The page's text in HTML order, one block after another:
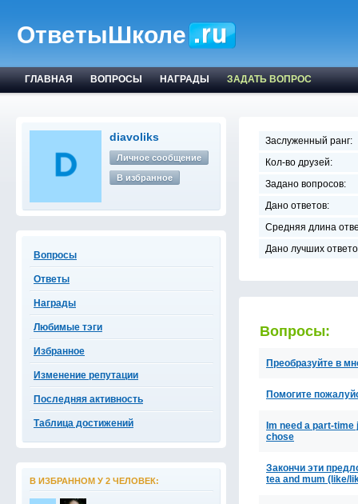
ОтветыШколе
ГЛАВНАЯ ВОПРОСЫ НАГРАДЫ ЗАДАТЬ ВОПРОС
diavoliks
Личное сообщение
В избранное
Вопросы
Ответы
Награды
Любимые тэги
Избранное
Изменение репутации
Последняя активность
Таблица достижений
В ИЗБРАННОМ У 2 ЧЕЛОВЕК:
Заслуженный ранг:
Кол-во друзей:
Задано вопросов:
Дано ответов:
Средняя длина
Дано лучших
Вопросы:
Преобразуйте в
Помогите
Im need a part-
chose
Закончи эти
tea and mum (like/